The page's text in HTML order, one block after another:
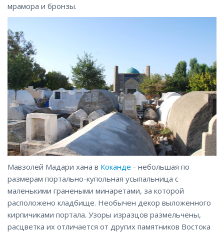
мрамора и бронзы.
Мавзолей Мадари хана в Коканде - небольшая по
размерам портально-купольная усыпальница с
маленькими гранеными минаретами, за которой
расположено кладбище. Необычен декор выложенного
кирпичиками портала. Узоры изразцов размельчены,
расцветка их отличается от других памятников Востока